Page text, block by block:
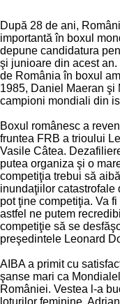
După 28 de ani,
importantă în boxul
depune candidatura
şi junioare din acest
de România în boxul
1985, Daniel Maeran şi
campioni mondiali din
Boxul românesc a
fruntea FRB a trioului
Vasile Câtea.
putea organiza şi o
competiţia trebui să
inundaţiilor catastrofale
pot ţine competiţia. Va
astfel ne putem
competiţie să se
preşedintele Leonard
AIBA a primit cu
şanse mari ca
României. Vestea l-a
loturilor feminine,